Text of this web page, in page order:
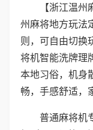
【浙江温
州麻将地方玩法
则，可自由切换
将机智能洗牌理
本地习俗，机身
畅，手感舒适，
普通麻将机